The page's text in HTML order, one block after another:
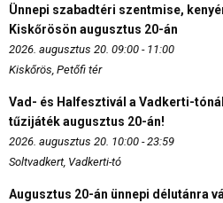
Ünnepi szabadtéri szentmise,
Kiskőrösön augusztus 20-án
2026. augusztus 20. 09:00 - 11:00
Kiskőrös, Petőfi tér
Vad- és Halfesztivál a Vadkerti-
tűzijáték augusztus 20-án!
2026. augusztus 20. 10:00 - 23:59
Soltvadkert, Vadkerti-tó
Augusztus 20-án ünnepi délutánra